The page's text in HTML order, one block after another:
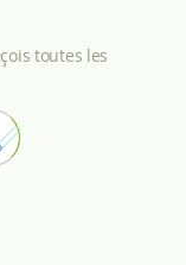
toutes les